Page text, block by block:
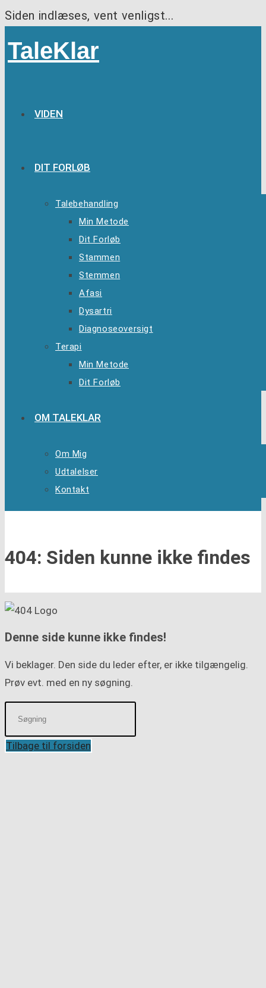
Siden indlæses, vent venligst...
TaleKlar
VIDEN
DIT FORLØB
Talebehandling
Min Metode
Dit Forløb
Stammen
Stemmen
Afasi
Dysartri
Diagnoseoversigt
Terapi
Min Metode
Dit Forløb
OM TALEKLAR
Om Mig
Udtalelser
Kontakt
404: Siden kunne ikke findes
Denne side kunne ikke findes!
Vi beklager. Den side du leder efter, er ikke tilgængelig.
Prøv evt. med en ny søgning.
Tilbage til forsiden